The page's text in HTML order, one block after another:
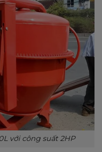
với công suất 2HP